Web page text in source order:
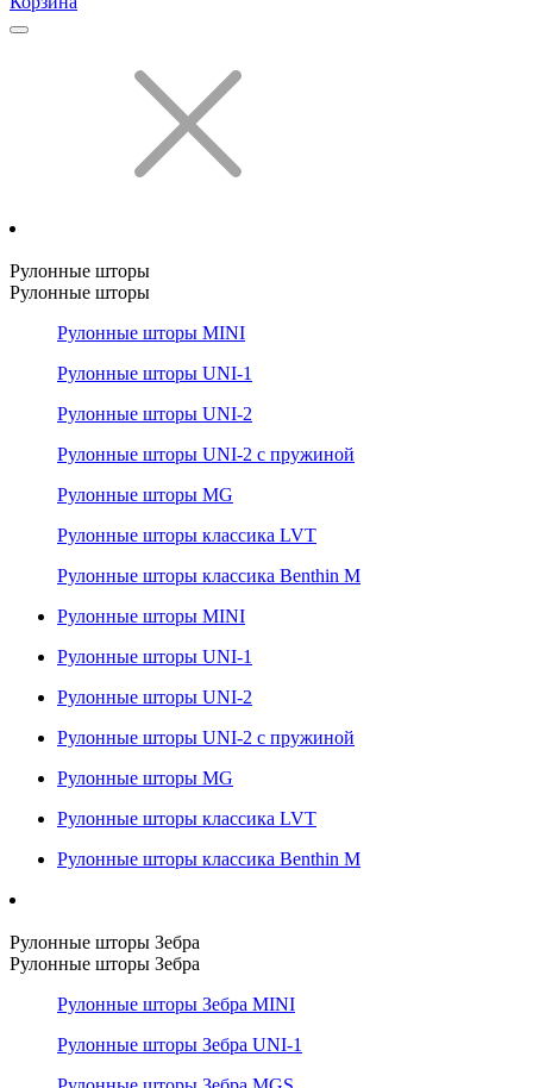
Рулонные шторы
Рулонные шторы
Рулонные шторы MINI
Рулонные шторы UNI-1
Рулонные шторы UNI-2
Рулонные шторы UNI-2 с пружиной
Рулонные шторы MG
Рулонные шторы классика LVT
Рулонные шторы классика Benthin M
Рулонные шторы MINI
Рулонные шторы UNI-1
Рулонные шторы UNI-2
Рулонные шторы UNI-2 с пружиной
Рулонные шторы MG
Рулонные шторы классика LVT
Рулонные шторы классика Benthin M
Рулонные шторы Зебра
Рулонные шторы Зебра
Рулонные шторы Зебра MINI
Рулонные шторы Зебра UNI-1